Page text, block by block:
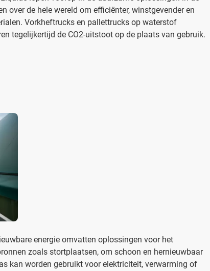
over de hele wereld om efficiënter, winstgevender en
Vorkheftrucks en pallettrucks op waterstof
tegelijkertijd de CO2-uitstoot op de plaats van gebruik.
energie omvatten oplossingen voor het
zoals stortplaatsen, om schoon en hernieuwbaar
kan worden gebruikt voor elektriciteit, verwarming of